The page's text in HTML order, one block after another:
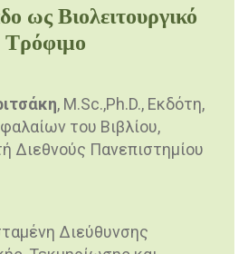
ως Βιολειτουργικό
Τρόφιμο
, M.Sc.,Ph.D., Εκδότη,
του Βιβλίου,
Διεθνούς Πανεπιστημίου
Διεύθυνσης